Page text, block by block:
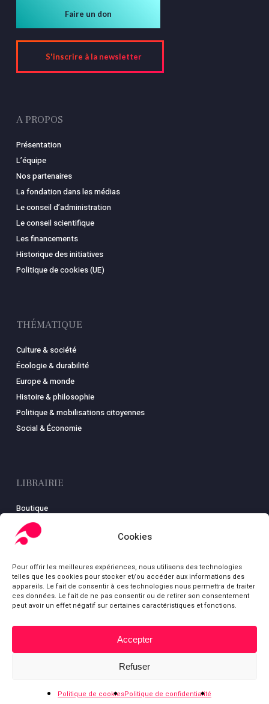
Cookies
Pour offrir les meilleures expériences, nous utilisons des technologies
telles que les cookies pour stocker et/ou accéder aux informations des
appareils. Le fait de consentir à ces technologies nous permettra de traiter
ces données. Le fait de ne pas consentir ou de retirer son consentement
peut avoir un effet négatif sur certaines caractéristiques et fonctions.
Accepter
Refuser
Politique de cookiesPolitique de confidentialité
Faire un don
S'inscrire à la newsletter
A PROPOS
Présentation
L’équipe
Nos partenaires
La fondation dans les médias
Le conseil d’administration
Le conseil scientifique
Les financements
Historique des initiatives
Politique de cookies (UE)
THÉMATIQUE
Culture & société
Écologie & durabilité
Europe & monde
Histoire & philosophie
Politique & mobilisations citoyennes
Social & Économie
LIBRAIRIE
Boutique
Carte
Mon compte
Mentions légales